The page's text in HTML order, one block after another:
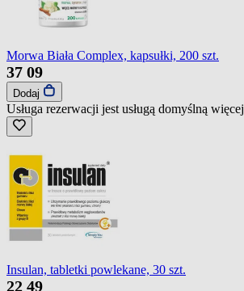
Morwa Biała Complex, kapsułki, 200 szt.
37 09
Dodaj
Usługa rezerwacji jest usługą domyślną więcej
Insulan, tabletki powlekane, 30 szt.
22 49